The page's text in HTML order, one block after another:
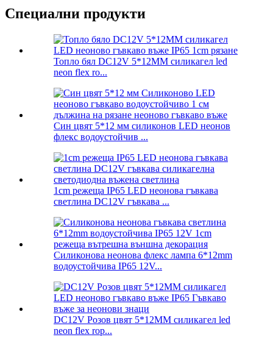
Специални продукти
Топло бял DC12V 5*12MM силикагел led
neon flex ro...
Син цвят 5*12 мм силиконов LED неонов
флекс водоустойчив ...
1cm режеща IP65 LED неонова гъвкава
светлина DC12V гъвкава ...
Силиконова неонова флекс лампа 6*12mm
водоустойчива IP65 12V...
DC12V Розов цвят 5*12MM силикагел led
neon flex rop...